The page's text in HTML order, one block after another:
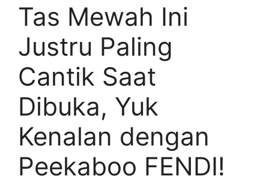
Tas Mewah Ini
Justru Paling
Cantik Saat
Dibuka, Yuk
Kenalan dengan
Peekaboo FENDI!